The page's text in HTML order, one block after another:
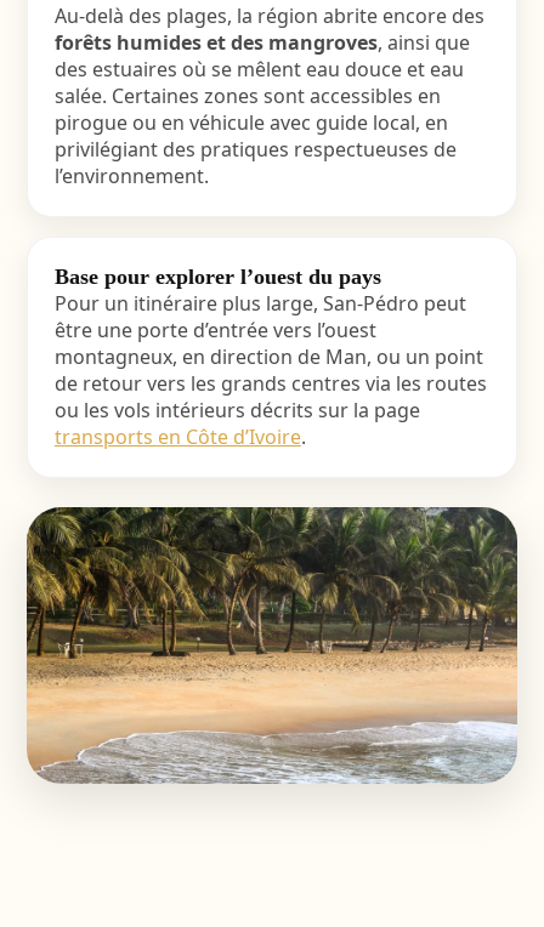
Au-delà des plages, la région abrite encore des
forêts humides et des mangroves, ainsi que
des estuaires où se mêlent eau douce et eau
salée. Certaines zones sont accessibles en
pirogue ou en véhicule avec guide local, en
privilégiant des pratiques respectueuses de
l’environnement.
Base pour explorer l’ouest du pays
Pour un itinéraire plus large, San-Pédro peut
être une porte d’entrée vers l’ouest
montagneux, en direction de Man, ou un point
de retour vers les grands centres via les routes
ou les vols intérieurs décrits sur la page
transports en Côte d’Ivoire.